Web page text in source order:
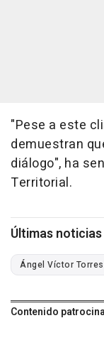
"Pese a este
demuestran
diálogo", ha
Territorial.
Últimas
Ángel Víctor Torres
Contenido